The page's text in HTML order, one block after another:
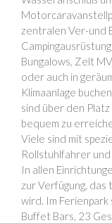
zentralen Ver-und
Bungalows, Zelt
oder auch in
Klimaanlage
sind über den
bequem zu
Viele sind mit
Rollstuhlfahrer
In allen
zur Verfügung,
wird. Im
Buffet Bars, 23